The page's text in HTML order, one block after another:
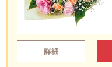
詳細